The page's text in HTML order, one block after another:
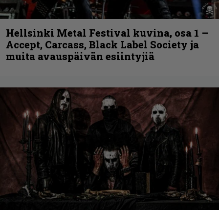
Hellsinki Metal Festival kuvina, osa 1 –
Accept, Carcass, Black Label Society ja
muita avauspäivän esiintyjiä